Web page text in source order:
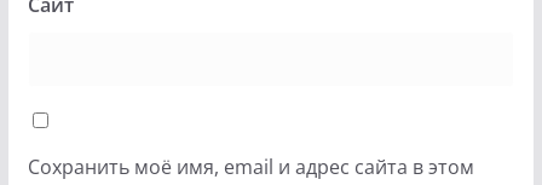
Сохранить моё имя, email и адрес сайта в этом